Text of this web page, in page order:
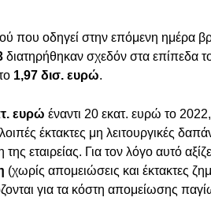
που οδηγεί στην επόμενη ημέρα
διατηρήθηκαν σχεδόν στα επίπεδα
1,97 δισ. ευρώ.
ευρώ έναντι 20 εκατ. ευρώ το
έκτακτες μη λειτουργικές
εταιρείας. Για τον λόγο αυτό
(χωρίς απομειώσεις και έκτακτες
για τα κόστη απομείωσης